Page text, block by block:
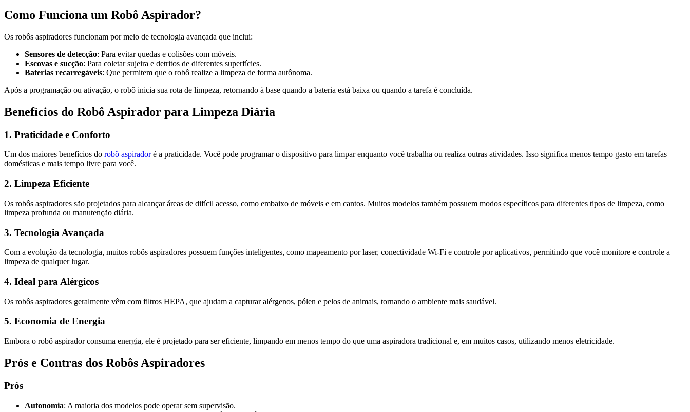
Como Funciona um Robô Aspirador?
Os robôs aspiradores funcionam por meio de tecnologia avançada que inclui:
Sensores de detecção: Para evitar quedas e colisões com móveis.
Escovas e sucção: Para coletar sujeira e detritos de diferentes superfícies.
Baterias recarregáveis: Que permitem que o robô realize a limpeza de forma autônoma.
Após a programação ou ativação, o robô inicia sua rota de limpeza, retornando à base quando a bateria está baixa ou quando a tarefa é concluída.
Benefícios do Robô Aspirador para Limpeza Diária
1. Praticidade e Conforto
Um dos maiores benefícios do robô aspiradoré a praticidade. Você pode programar o dispositivo para limpar enquanto você trabalha ou realiza outras atividades. Isso significa menos tempo gasto em tarefas
domésticas e mais tempo livre para você.
2. Limpeza Eficiente
Os robôs aspiradores são projetados para alcançar áreas de difícil acesso, como embaixo de móveis e em cantos. Muitos modelos também possuem modos específicos para diferentes tipos de limpeza, como
limpeza profunda ou manutenção diária.
3. Tecnologia Avançada
Com a evolução da tecnologia, muitos robôs aspiradores possuem funções inteligentes, como mapeamento por laser, conectividade Wi-Fi e controle por aplicativos, permitindo que você monitore e controle a
limpeza de qualquer lugar.
4. Ideal para Alérgicos
Os robôs aspiradores geralmente vêm com filtros HEPA, que ajudam a capturar alérgenos, pólen e pelos de animais, tornando o ambiente mais saudável.
5. Economia de Energia
Embora o robô aspirador consuma energia, ele é projetado para ser eficiente, limpando em menos tempo do que uma aspiradora tradicional e, em muitos casos, utilizando menos eletricidade.
Prós e Contras dos Robôs Aspiradores
Prós
Autonomia: A maioria dos modelos pode operar sem supervisão.